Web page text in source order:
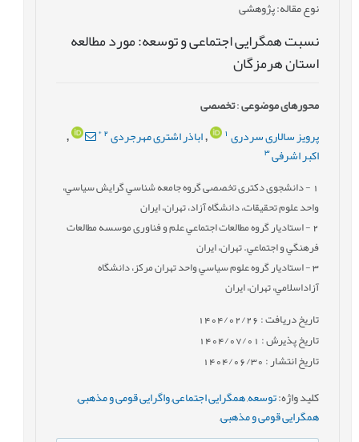
نوع مقاله: پژوهشی
نسبت همگرایی اجتماعی و توسعه: مورد مطالعه
استان هرمزگان
محورهای موضوعی:تخصصی
پرویز سالاری سردری
,اباذر اشتری مهرجردی 2
*
,
اکبر اشرفی 3
- دانشجوی دکتری تخصصی گروه جامعه شناسي گرایش سياسي،
واحد علوم تحقيقات، دانشگاه آزاد، تهران، ایران
2- استادیار گروه مطالعات اجتماعي علم و فناوری موسسه مطالعات
فرهنگي و اجتماعي. تهران، ایران
3- استادیار گروه علوم سياسي واحد تهران مرکز، دانشگاه
آزاداسلامي، تهران، ایران
تاریخ دریافت : 1404/02/26
تاریخ پذیرش : 1404/07/01
تاریخ انتشار : 1404/06/30
کلید واژه:توسعه,همگرایی اجتماعی,واگرایی قومی و مذهبی,
همگرایی قومی و مذهبی,